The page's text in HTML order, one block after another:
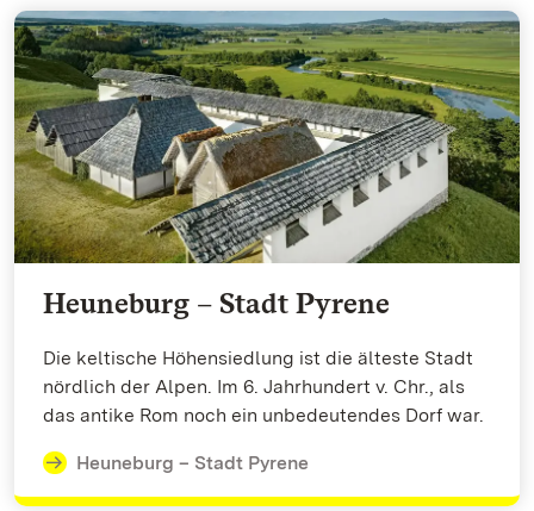
Heuneburg – Stadt Pyrene
Die keltische Höhensiedlung ist die älteste Stadt
nördlich der Alpen. Im 6. Jahrhundert v. Chr., als
das antike Rom noch ein unbedeutendes Dorf war.
Heuneburg – Stadt Pyrene